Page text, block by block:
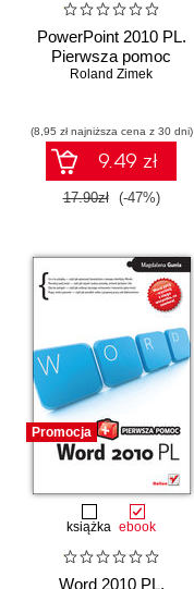
PowerPoint 2010 PL.
Pierwsza pomoc
Roland Zimek
(8,95 zł najniższa cena z 30 dni)
9.49 zł
17.90zł (-47%)
Promocja
książka ebook
Word 2010 PL.